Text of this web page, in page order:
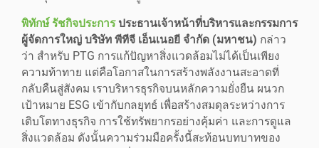
พิทักษ์ รัชกิจประการประธานเจ้าหน้าที่บริหารและกรรมการ
ผู้จัดการใหญ่ บริษัท พีทีจี เอ็นเนอยี จำกัด (มหาชน) กล่าว
ว่า สำหรับ PTG การแก้ปัญหาสิ่งแวดล้อมไม่ได้เป็นเพียง
ความท้าทาย แต่คือโอกาสในการสร้างพลังงานสะอาดที่
กลับคืนสู่สังคม เราบริหารธุรกิจบนหลักความยั่งยืน ผนวก
เป้าหมาย ESG เข้ากับกลยุทธ์ เพื่อสร้างสมดุลระหว่างการ
เติบโตทางธุรกิจ การใช้ทรัพยากรอย่างคุ้มค่า และการดูแล
สิ่งแวดล้อม ดังนั้นความร่วมมือครั้งนี้สะท้อนบทบาทของ